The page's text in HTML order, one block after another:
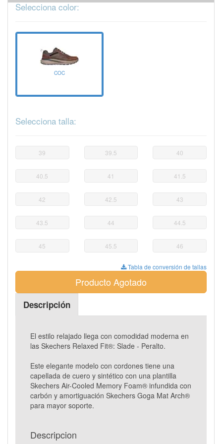
Selecciona color:
COC
Selecciona talla:
39 39.5 40
40.5 41 41.5
42 42.5 43
43.5 44 44.5
45 45.5 46
Tabla de conversión de tallas
Producto Agotado
Descripción
El estilo relajado llega con comodidad moderna en
las Skechers Relaxed Fit®: Slade - Peralto.
Este elegante modelo con cordones tiene una
capellada de cuero y sintético con una plantilla
Skechers Air-Cooled Memory Foam® infundida con
carbón y amortiguación Skechers Goga Mat Arch®
para mayor soporte.
Descripcion